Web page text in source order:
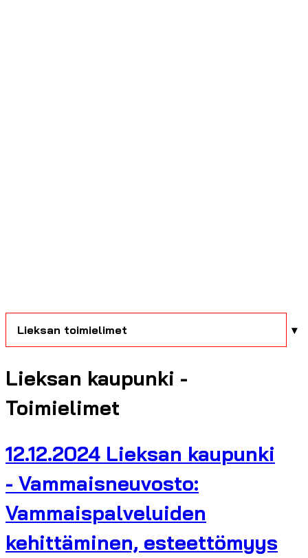
Lieksan toimielimet
Lieksan kaupunki -
Toimielimet
12.12.2024 Lieksan kaupunki
- Vammaisneuvosto:
Vammaispalveluiden
kehittäminen, esteettömyys